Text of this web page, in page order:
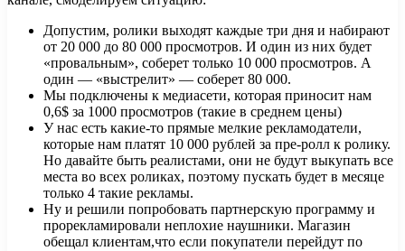
Допустим, ролики выходят каждые три дня и набирают
от 20 000 до 80 000 просмотров. И один из них будет
«провальным», соберет только 10 000 просмотров. А
один — «выстрелит» — соберет 80 000.
Мы подключены к медиасети, которая приносит нам
0,6$ за 1000 просмотров (такие в среднем цены)
У нас есть какие-то прямые мелкие рекламодатели,
которые нам платят 10 000 рублей за пре-ролл к ролику.
Но давайте быть реалистами, они не будут выкупать все
места во всех роликах, поэтому пускать будет в месяце
только 4 такие рекламы.
Ну и решили попробовать партнерскую программу и
прорекламировали неплохие наушники. Магазин
обещал клиентам,что если покупатели перейдут по